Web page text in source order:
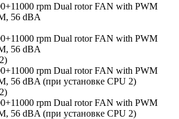
rpm Dual rotor FAN with PWM
56 dBA
rpm Dual rotor FAN with PWM
56 dBA
rpm Dual rotor FAN with PWM
56 dBA (при установке CPU 2)
rpm Dual rotor FAN with PWM
56 dBA (при установке CPU 2)